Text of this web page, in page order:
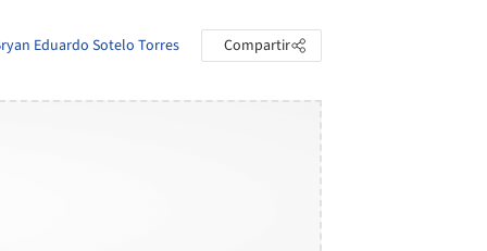
Eduardo Sotelo Torres Compartir